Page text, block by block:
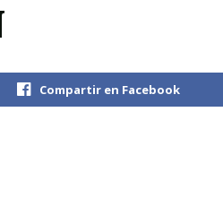
Compartir en Facebook